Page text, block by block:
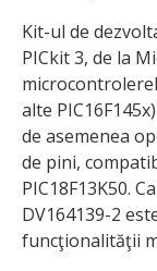
Kit-ul de
PICkit 3, de la
alte
de asemenea
de pini,
PIC18F13K50.
DV164139-2
funcţionalităţii